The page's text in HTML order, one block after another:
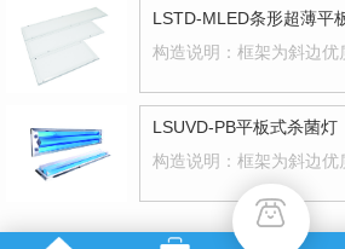
LSTD-MLED条形超薄平
构造说明：框架为斜边优
LSUVD-PB平板式杀菌灯
构造说明：框架为斜边优